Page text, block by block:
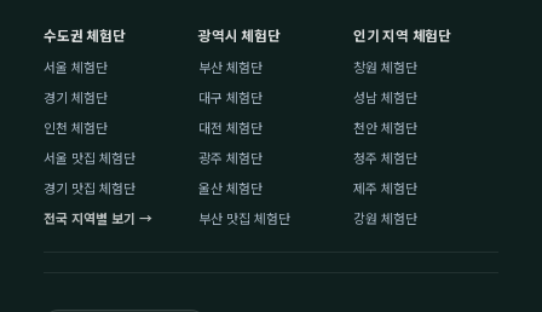
수도권 체험단
서울 체험단
경기 체험단
인천 체험단
서울 맛집 체험단
경기 맛집 체험단
전국 지역별 보기 →
광역시 체험단
부산 체험단
대구 체험단
대전 체험단
광주 체험단
울산 체험단
부산 맛집 체험단
인기 지역 체험단
창원 체험단
성남 체험단
천안 체험단
청주 체험단
제주 체험단
강원 체험단